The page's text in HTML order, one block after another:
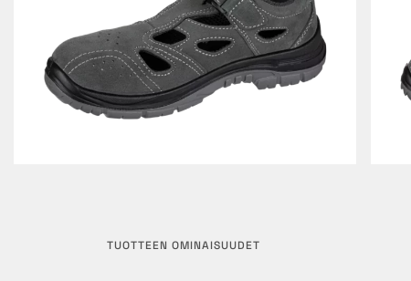
TUOTTEEN OMINAISUUDET